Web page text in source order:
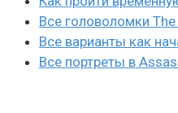
Все головоломки
Все варианты как
Все портреты в